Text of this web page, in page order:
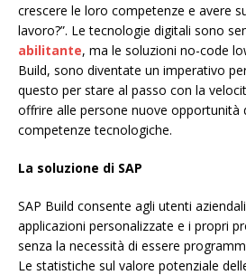
crescere le loro competenze e avere
lavoro?”. Le tecnologie digitali sono
abilitante, ma le soluzioni no-code
Build, sono diventate un imperativo
questo per stare al passo con la
offrire alle persone nuove opportunità
competenze tecnologiche.
La soluzione di SAP
SAP Build consente agli utenti
applicazioni personalizzate e i propri
senza la necessità di essere
Le statistiche sul valore potenziale